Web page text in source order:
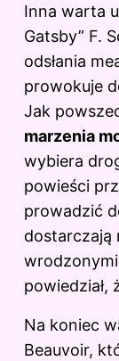
Inna warta
Gatsby” F.
odsłania
prowokuje
Jak
marzenia
wybiera
powieści
prowadzić
dostarczają
powiedział,
Na koniec
Beauvoir,